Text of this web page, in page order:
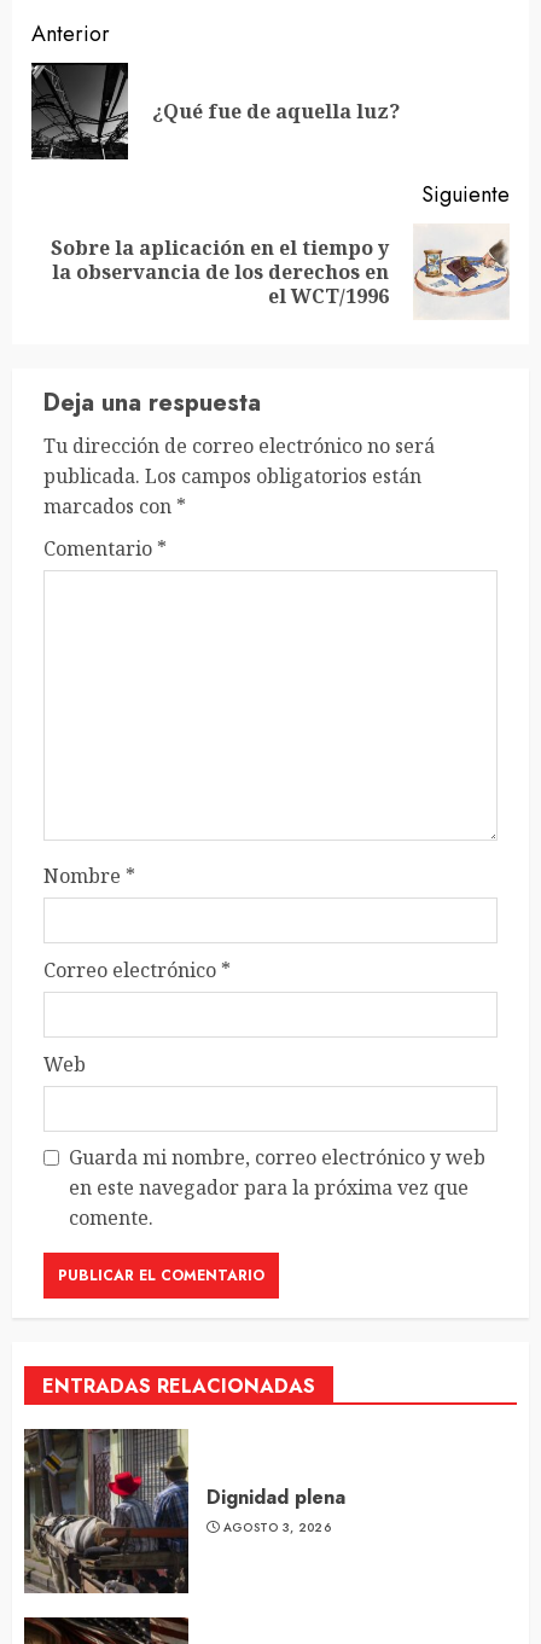
Sigue
leyendo
Anterior
¿Qué fue de aquella luz?
Siguiente
Siguiente
Sobre la aplicación en el tiempo y
la observancia de los derechos en
el WCT/1996
Deja una respuesta
Tu dirección de correo electrónico no será
publicada. Los campos obligatorios están
marcados con *
Comentario *
Nombre *
Correo electrónico *
Web
Guarda mi nombre, correo electrónico y web
en este navegador para la próxima vez que
comente.
ENTRADAS RELACIONADAS
Dignidad plena
AGOSTO 3, 2026